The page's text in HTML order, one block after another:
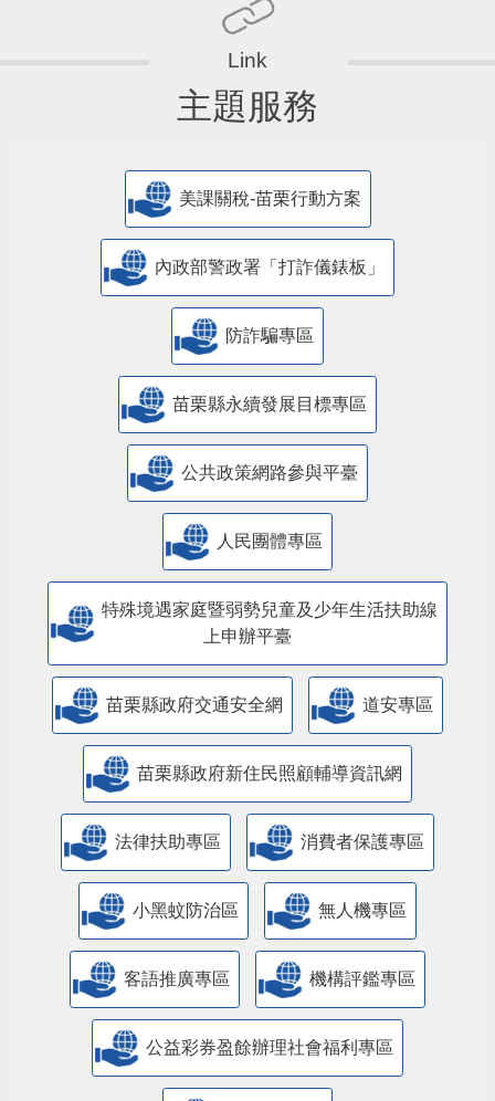
主題服務
美課關稅-苗栗行動方案
內政部警政署「打詐儀錶板」
防詐騙專區
苗栗縣永續發展目標專區
公共政策網路參與平臺
人民團體專區
特殊境遇家庭暨弱勢兒童及少年生活扶助線
上申辦平臺
苗栗縣政府交通安全網 道安專區
苗栗縣政府新住民照顧輔導資訊網
法律扶助專區 消費者保護專區
小黑蚊防治區 無人機專區
客語推廣專區 機構評鑑專區
公益彩券盈餘辦理社會福利專區